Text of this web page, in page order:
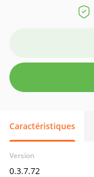
Caractéristiques
Version
0.3.7.72